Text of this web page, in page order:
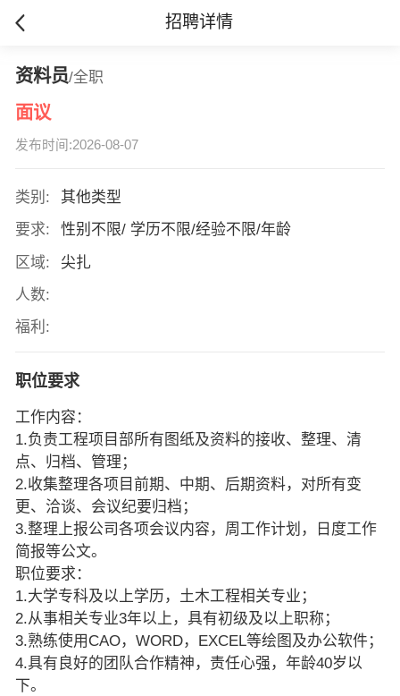
招聘详情
资料员/全职
面议
发布时间:2026-08-07
类别:
其他类型
要求:
性别不限/ 学历不限/经验不限/年龄
区域:
尖扎
人数:
福利:
职位要求
工作内容：
1.负责工程项目部所有图纸及资料的接收、整理、清
点、归档、管理；
2.收集整理各项目前期、中期、后期资料，对所有变
更、洽谈、会议纪要归档；
3.整理上报公司各项会议内容，周工作计划，日度工作
简报等公文。
职位要求：
1.大学专科及以上学历，土木工程相关专业；
2.从事相关专业3年以上，具有初级及以上职称；
3.熟练使用CAO，WORD，EXCEL等绘图及办公软件；
4.具有良好的团队合作精神，责任心强，年龄40岁以
下。